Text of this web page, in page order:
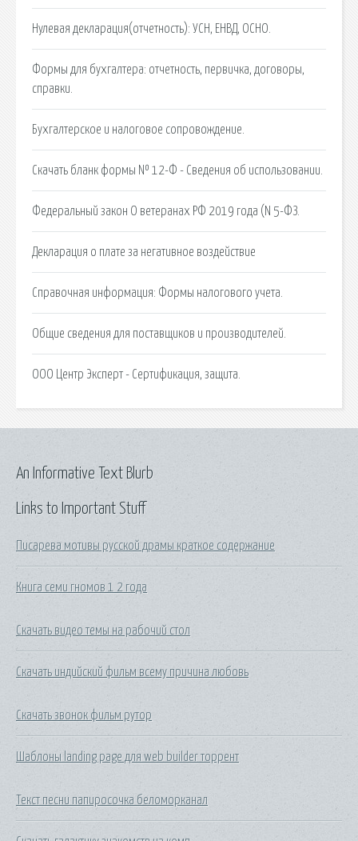
Нулевая декларация(отчетность): УСН, ЕНВД, ОСНО.
Формы для бухгалтера: отчетность, первичка, договоры,
справки.
Бухгалтерское и налоговое сопровождение.
Скачать бланк формы № 12-Ф - Сведения об использовании.
Федеральный закон О ветеранах РФ 2019 года (N 5-ФЗ.
Декларация о плате за негативное воздействие
Справочная информация: Формы налогового учета.
Общие сведения для поставщиков и производителей.
ООО Центр Эксперт - Сертификация, защита.
Links to Important Stuff
Писарева мотивы русской драмы краткое содержание
Книга семи гномов 1 2 года
Скачать видео темы на рабочий стол
Скачать индийский фильм всему причина любовь
Скачать звонок фильм рутор
Шаблоны landing page для web builder торрент
Текст песни папиросочка беломорканал
An Informative Text Blurb